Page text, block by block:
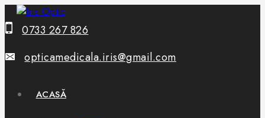
0733 267 826
opticamedicala.iris@gmail.com
ACASĂ